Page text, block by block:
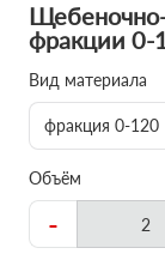
фракции 0-
Вид материала
фракция 0-120
Объём
-